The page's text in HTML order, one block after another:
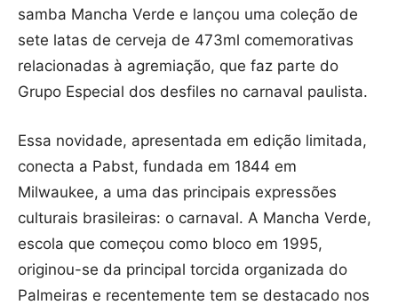
samba Mancha Verde e lançou uma coleção de
sete latas de cerveja de 473ml comemorativas
relacionadas à agremiação, que faz parte do
Grupo Especial dos desfiles no carnaval paulista.
Essa novidade, apresentada em edição limitada,
conecta a Pabst, fundada em 1844 em
Milwaukee, a uma das principais expressões
culturais brasileiras: o carnaval. A Mancha Verde,
escola que começou como bloco em 1995,
originou-se da principal torcida organizada do
Palmeiras e recentemente tem se destacado nos